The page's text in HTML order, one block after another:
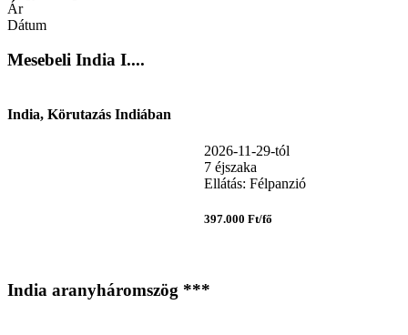
Ár
Dátum
Mesebeli India I....
India, Körutazás Indiában
2026-11-29-tól
7 éjszaka
Ellátás: Félpanzió
397.000 Ft/fő
India aranyháromszög ***